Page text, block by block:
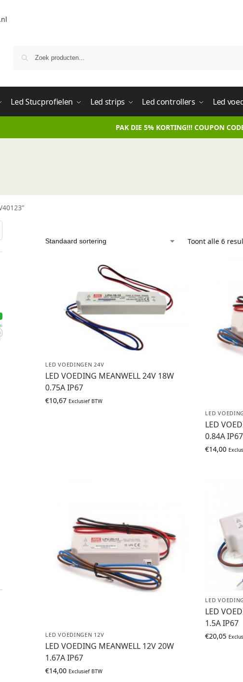
Led Stucprofielen Led strips Led controllers Led
PAK DIE 5% KORTING!!! COUPON
Toont alle 6
LED VOEDINGEN 24V
LED VOEDING MEANWELL 24V 18W
0.75A IP67
€10,67 Exclusief BTW
LED
LED
0.84A IP67
€14,00
LED VOEDINGEN 12V
LED VOEDING MEANWELL 12V 20W
1.67A IP67
€14,00 Exclusief BTW
LED
LED
1.5A IP67
€20,05